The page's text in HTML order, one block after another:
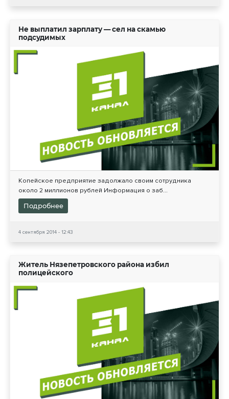
Не выплатил зарплату — сел на скамью
подсудимых
Копейское предприятие задолжало своим сотрудника
около 2 миллионов рублей Информация о заб...
Подробнее
4 сентября 2014 - 12:43
Житель Нязепетровского района избил
полицейского